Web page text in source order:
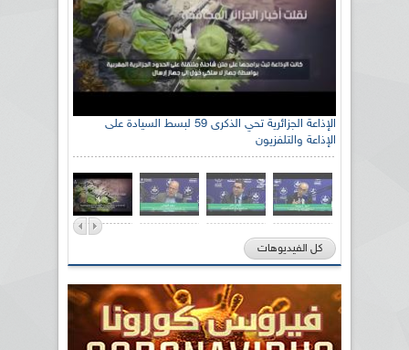
الإذاعة الجزائرية تحي الذكرى 59 لبسط السيادة على
الإذاعة والتلفزيون
كل الفيديوهات